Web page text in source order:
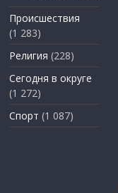
Происшествия
(1 283)
Религия (228)
Сегодня в округе
(1 272)
Спорт (1 087)